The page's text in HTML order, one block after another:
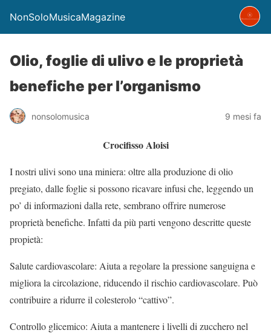
NonSoloMusicaMagazine
Olio, foglie di ulivo e le proprietà
benefiche per l’organismo
nonsolomusica 9 mesi fa
Crocifisso Aloisi
I nostri ulivi sono una miniera: oltre alla produzione di olio
pregiato, dalle foglie si possono ricavare infusi che, leggendo un
po’ di informazioni dalla rete, sembrano offrire numerose
proprietà benefiche. Infatti da più parti vengono descritte queste
propietà:
Salute cardiovascolare: Aiuta a regolare la pressione sanguigna e
migliora la circolazione, riducendo il rischio cardiovascolare. Può
contribuire a ridurre il colesterolo “cattivo”.
Controllo glicemico: Aiuta a mantenere i livelli di zucchero nel